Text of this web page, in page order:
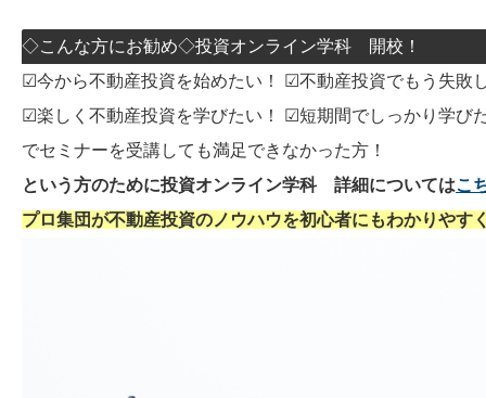
◇こんな方にお勧め◇投資オンライン学科 開校！
☑今から不動産投資を始めたい！ ☑不動産投資でもう失
☑楽しく不動産投資を学びたい！ ☑短期間でしっかり学
でセミナーを受講しても満足できなかった方！
という方のために投資オンライン学科 詳細についてはこ
プロ集団が不動産投資のノウハウを初心者にもわかりやす